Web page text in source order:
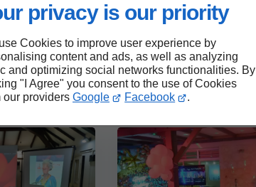
privacy is our priority
Cookies to improve user experience by
content and ads, as well as analyzing
and optimizing social networks functionalities. By
"I Agree" you consent to the use of Cookies
our providers Google Facebook .